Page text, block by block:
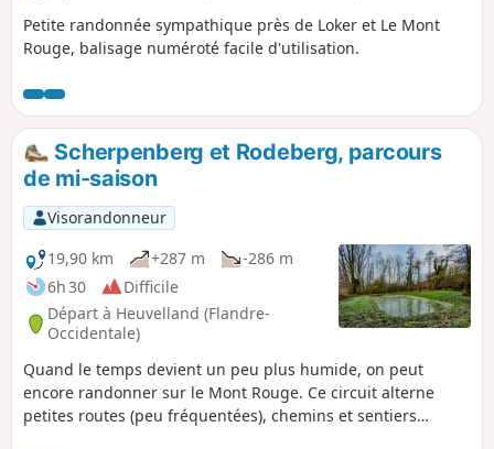
Petite randonnée sympathique près de Loker et Le Mont
Rouge, balisage numéroté facile d'utilisation.
Scherpenberg et Rodeberg, parcours
de mi-saison
Visorandonneur
19,90 km
+287 m
-286 m
6h 30
Difficile
Départ à Heuvelland (Flandre-
Occidentale)
Quand le temps devient un peu plus humide, on peut
encore randonner sur le Mont Rouge. Ce circuit alterne
petites routes (peu fréquentées), chemins et sentiers